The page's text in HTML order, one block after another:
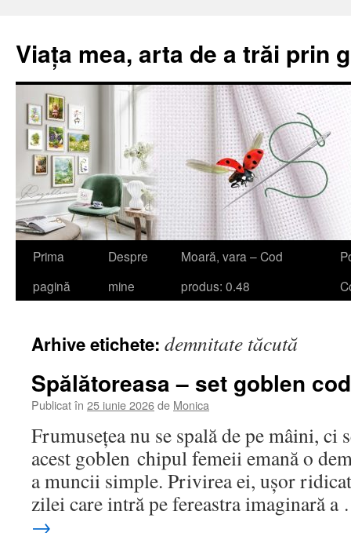
Viața mea, arta de a trăi prin
Sari
Prima
pagină
Despre
mine
Moară, vara – Cod
produs: 0.48
Arhive etichete: demnitate tăcută
Spălătoreasa – set goblen
Publicat în 25 iunie 2026de Monica
Frumusețea nu se spală de pe mâini,
acest goblen chipul femeii emană o
a muncii simple. Privirea ei, ușor
zilei care intră pe fereastra imaginară
→